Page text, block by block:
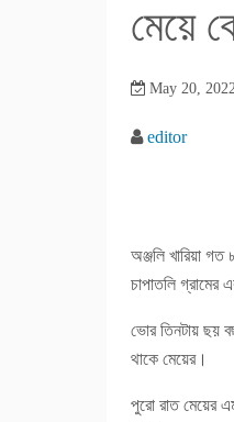
মেয়ে
May 20,
editor
অঞ্জলি খারিয়া
চাপাতলি গ্রামের
ভোর তিনটায় ছয়
থাকে মেয়ের।
পুরো রাত মেয়ের